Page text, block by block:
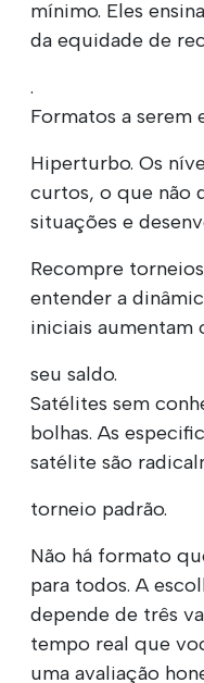
mínimo. Eles
da equidade de
.
Formatos a serem
Hiperturbo. Os
curtos, o que não
situações e
Recompre
entender a
iniciais aumentam
seu saldo.
Satélites sem
bolhas. As
satélite são
torneio padrão.
Não há formato
para todos. A
depende de três
tempo real que
uma avaliação